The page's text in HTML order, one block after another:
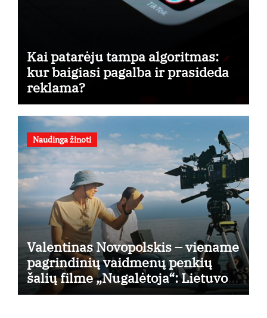
Kai patarėju tampa algoritmas:
kur baigiasi pagalba ir prasideda
reklama?
Naudinga žinoti
Valentinas Novopolskis – viename
pagrindinių vaidmenų penkių
šalių filme „Nugalėtoja“: Lietuvos
kino teatruose – nuo rugpjūčio 7-